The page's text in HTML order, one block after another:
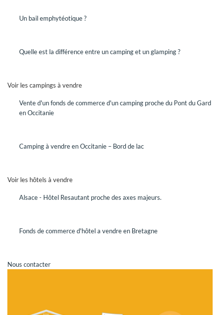
Vous êtes propriétaire d'un hôtel ou d'un camping et vous
DEMANDEZ UN RENDEZ-VOUS
votre projet de vente.
ENTREPRISE SUR LE MARCHÉ,
Faites établir une évaluation de la valeur de votre hôtel ou
de votre camping par des professionnels spécialisés.
elles sont offertes.
REJOINDRE GRAVITAO
régulièrement de nouveaux collaborateurs.
Un bail emphytéotique ?
Quelle est la différence entre un camping et un glamping ?
Voir les campings à vendre
Vente d'un fonds de commerce d'un camping proche du Pont du Gard
en Occitanie
Camping à vendre en Occitanie – Bord de lac
Voir les hôtels à vendre
Alsace - Hôtel Resautant proche des axes majeurs.
Fonds de commerce d'hôtel a vendre en Bretagne
Nous contacter